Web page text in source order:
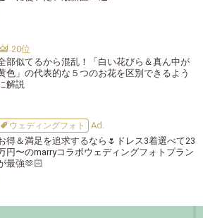
部似てるから混乱！「白い花びら＆真ん中が
色」の代表的な５つのお花を区別できるよう
解説
ウェディングフォト
得＆満足を追求するなら🌷ドレス3着選べて23
円〜のmarryコラボウェディングフォトプラン
最強🫶🏻